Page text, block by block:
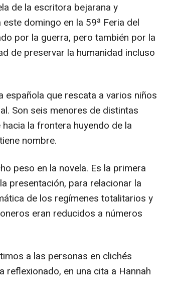
de la escritora bejarana y
domingo en la 59ª Feria del
por la guerra, pero también por la
de preservar la humanidad incluso
que rescata a varios niños
Son seis menores de distintas
la frontera huyendo de la
nombre.
peso en la novela. Es la primera
presentación, para relacionar la
de los regímenes totalitarios y
eran reducidos a números
a las personas en clichés
reflexionado, en una cita a Hannah